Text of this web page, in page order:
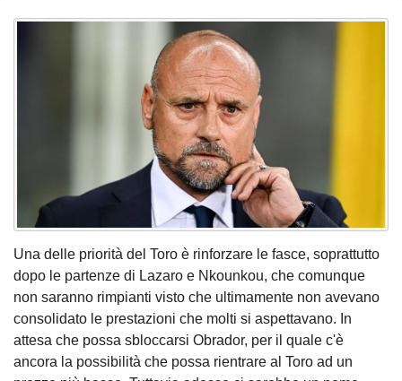
Una delle priorità del Toro è rinforzare le fasce, soprattutto
dopo le partenze di Lazaro e Nkounkou, che comunque
non saranno rimpianti visto che ultimamente non avevano
consolidato le prestazioni che molti si aspettavano. In
attesa che possa sbloccarsi Obrador, per il quale c'è
ancora la possibilità che possa rientrare al Toro ad un